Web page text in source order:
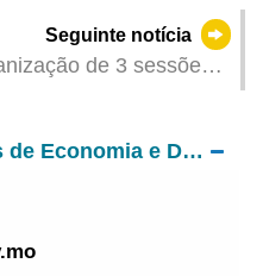
Sustentável das
conjunta aos ODS”
Seguinte notícia
de 3 sessões
Direcção dos Serviços de Economia e Desenvolvimento Tecnológico